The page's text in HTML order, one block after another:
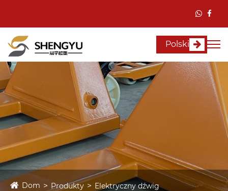
Polski
Dom Produkty
Elektryczny dźwig